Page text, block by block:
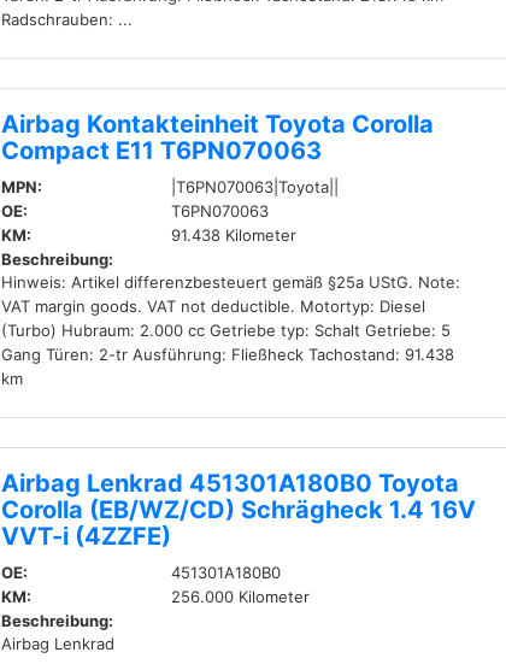
Radschrauben: ...
Airbag Kontakteinheit Toyota Corolla
Compact E11 T6PN070063
MPN:
|T6PN070063|Toyota||
OE:
T6PN070063
KM:
91.438 Kilometer
Beschreibung:
Hinweis: Artikel differenzbesteuert gemäß §25a UStG. Note:
VAT margin goods. VAT not deductible. Motortyp: Diesel
(Turbo) Hubraum: 2.000 cc Getriebe typ: Schalt Getriebe: 5
Gang Türen: 2-tr Ausführung: Fließheck Tachostand: 91.438
km
Airbag Lenkrad 451301A180B0 Toyota
Corolla (EB/WZ/CD) Schrägheck 1.4 16V
VVT-i (4ZZFE)
OE:
451301A180B0
KM:
256.000 Kilometer
Beschreibung:
Airbag Lenkrad